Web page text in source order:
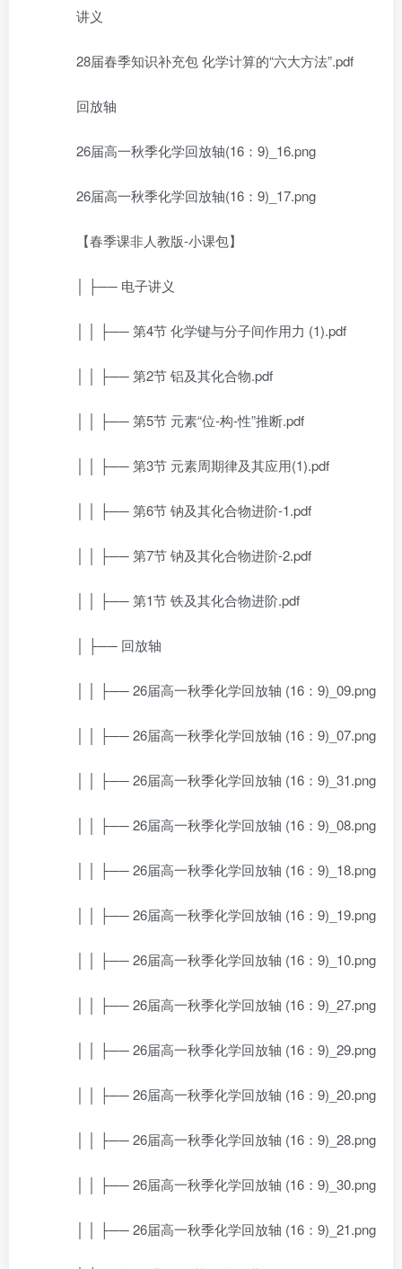
讲义
28届春季知识补充包 化学计算的“六大方法”.pdf
回放轴
26届高一秋季化学回放轴(16：9)_16.png
26届高一秋季化学回放轴(16：9)_17.png
【春季课非人教版-小课包】
│ ├── 电子讲义
│ │ ├── 第4节 化学键与分子间作用力 (1).pdf
│ │ ├── 第2节 铝及其化合物.pdf
│ │ ├── 第5节 元素“位-构-性”推断.pdf
│ │ ├── 第3节 元素周期律及其应用(1).pdf
│ │ ├── 第6节 钠及其化合物进阶-1.pdf
│ │ ├── 第7节 钠及其化合物进阶-2.pdf
│ │ ├── 第1节 铁及其化合物进阶.pdf
│ ├── 回放轴
│ │ ├── 26届高一秋季化学回放轴 (16：9)_09.png
│ │ ├── 26届高一秋季化学回放轴 (16：9)_07.png
│ │ ├── 26届高一秋季化学回放轴 (16：9)_31.png
│ │ ├── 26届高一秋季化学回放轴 (16：9)_08.png
│ │ ├── 26届高一秋季化学回放轴 (16：9)_18.png
│ │ ├── 26届高一秋季化学回放轴 (16：9)_19.png
│ │ ├── 26届高一秋季化学回放轴 (16：9)_10.png
│ │ ├── 26届高一秋季化学回放轴 (16：9)_27.png
│ │ ├── 26届高一秋季化学回放轴 (16：9)_29.png
│ │ ├── 26届高一秋季化学回放轴 (16：9)_20.png
│ │ ├── 26届高一秋季化学回放轴 (16：9)_28.png
│ │ ├── 26届高一秋季化学回放轴 (16：9)_30.png
│ │ ├── 26届高一秋季化学回放轴 (16：9)_21.png